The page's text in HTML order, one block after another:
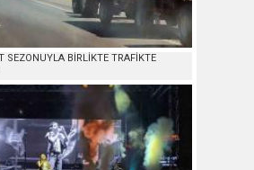
SEZONUYLA BİRLİKTE TRAFİKTE